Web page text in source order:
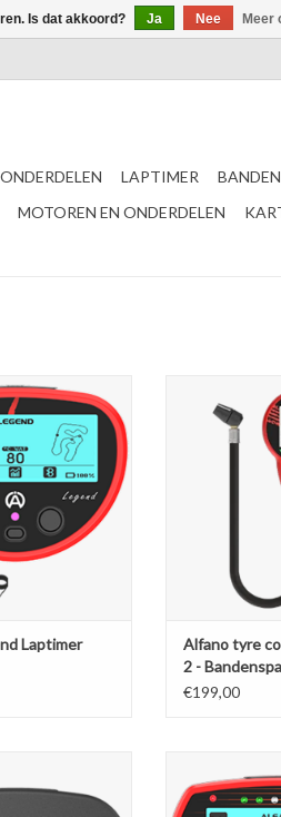
LAPTIMER BANDEN
MOTOREN EN ONDERDELEN
Laptimer
WINKELWAGEN
Laptimer
Alfano tyre
TOEVOEGEN
Alfano tyre
2 -
€199,00
WINKELWAGEN TOEVOEGEN
Is dat akkoord? Ja Nee Meer